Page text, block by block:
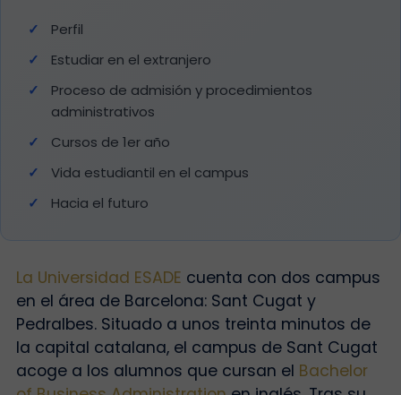
Perfil
Estudiar en el extranjero
Proceso de admisión y procedimientos
administrativos
Cursos de 1er año
Vida estudiantil en el campus
Hacia el futuro
La Universidad ESADE cuenta con dos campus
en el área de Barcelona: Sant Cugat y
Pedralbes. Situado a unos treinta minutos de
la capital catalana, el campus de Sant Cugat
acoge a los alumnos que cursan el Bachelor